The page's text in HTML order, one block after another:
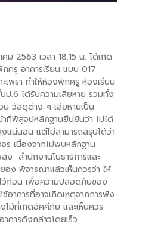
การ 6 คณะ
.
ม 2563 เวลา 18.15 น. ได้เกิด
ครู อาคารเรียน แบบ 017
เพรา ทำให้ห้องพักครู ห้องเรียน
ป.6 ได้รับความเสียหาย รวมทั้ง
วัสดุต่าง ๆ เสียหายเป็น
าที่พิสูจน์หลักฐานยืนยันว่า ไม่ได้
งแน่นอน แต่ไม่สามารถสรุปได้ว่า
ร เนื่องจากไม่พบหลักฐาน
ง สำนักงานโยธาธิการและ
อง พิจารณาแล้วเห็นควรว่า ให้
ไว้ก่อน เพื่อความปลอดภัยของ
อาคารที่อาจเกิดเหตุจากการพัง
ไม้ที่เกิดอัคคีภัย และเห็นควร
คารดังกล่าวโดยเร็ว